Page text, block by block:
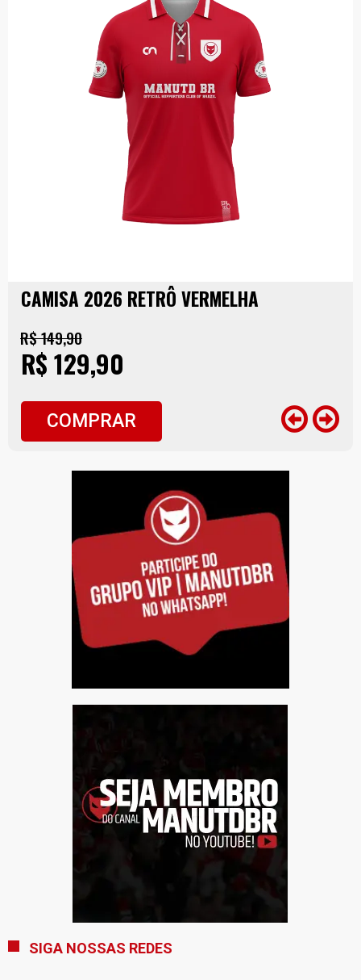
CAMISA 2026 RETRÔ VERMELHA
R$ 149,90
R$ 129,90
COMPRAR
SIGA NOSSAS REDES